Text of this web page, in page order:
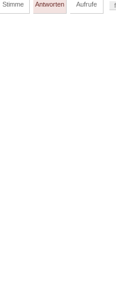
Stimme Antworten Aufrufe